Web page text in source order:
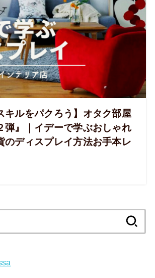
キルをパクろう】オタク部屋
弾』｜イデーで学ぶおしゃれ
のディスプレイ方法お手本レ
索: